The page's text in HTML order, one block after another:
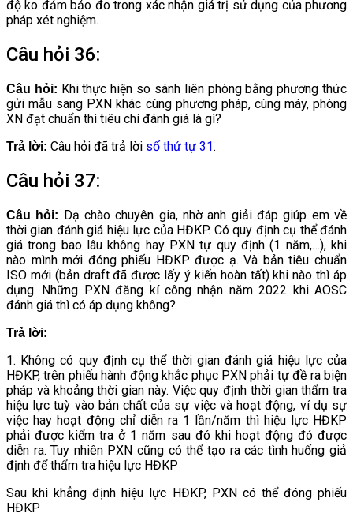
độ ko đảm bảo đo trong xác nhận giá trị sử dụng của phương
pháp xét nghiệm.
Câu hỏi 36:
Câu hỏi: Khi thực hiện so sánh liên phòng bằng phương thức
gửi mẫu sang PXN khác cùng phương pháp, cùng máy, phòng
XN đạt chuẩn thì tiêu chí đánh giá là gì?
Trả lời: Câu hỏi đã trả lời số thứ tự 31.
Câu hỏi 37:
Câu hỏi: Dạ chào chuyên gia, nhờ anh giải đáp giúp em về
thời gian đánh giá hiệu lực của HĐKP. Có quy định cụ thể đánh
giá trong bao lâu không hay PXN tự quy định (1 năm,…), khi
nào mình mới đóng phiếu HĐKP được ạ. Và bản tiêu chuẩn
ISO mới (bản draft đã được lấy ý kiến hoàn tất) khi nào thì áp
dụng. Những PXN đăng kí công nhận năm 2022 khi AOSC
đánh giá thì có áp dụng không?
Trả lời:
1. Không có quy định cụ thể thời gian đánh giá hiệu lực của
HĐKP, trên phiếu hành động khắc phục PXN phải tự đề ra biện
pháp và khoảng thời gian này. Việc quy định thời gian thẩm tra
hiệu lực tuỳ vào bản chất của sự việc và hoạt động, ví dụ sự
việc hay hoạt động chỉ diễn ra 1 lần/năm thì hiệu lực HĐKP
phải được kiểm tra ở 1 năm sau đó khi hoạt động đó được
diễn ra. Tuy nhiên PXN cũng có thể tạo ra các tình huống giả
định để thẩm tra hiệu lực HĐKP
Sau khi khẳng định hiệu lực HĐKP, PXN có thể đóng phiếu
HĐKP